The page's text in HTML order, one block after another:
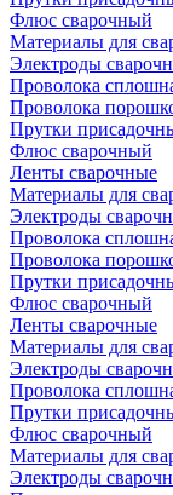
Флюс сварочный
Материалы для
Электроды
Проволока
Проволока
Прутки
Флюс сварочный
Ленты сварочные
Материалы для
Электроды
Проволока
Проволока
Прутки
Флюс сварочный
Ленты сварочные
Материалы для
Электроды
Проволока
Прутки
Флюс сварочный
Материалы для
Электроды